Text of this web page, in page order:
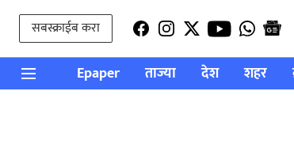
सबस्क्राईब करा
Epaper ताज्या देश शहर